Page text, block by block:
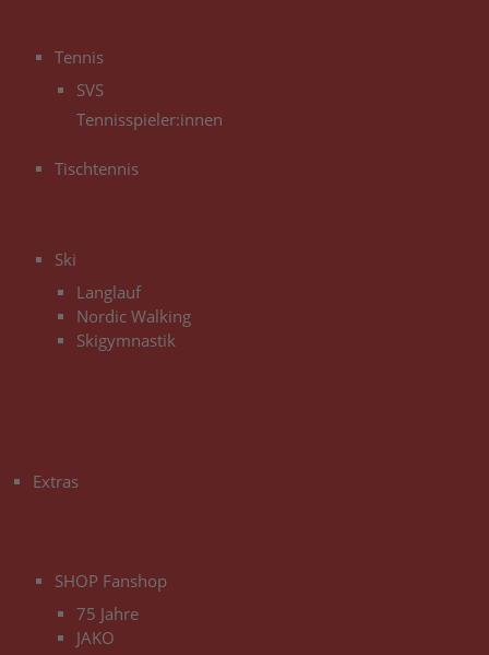
Tennis
SVS
Tennisspieler:innen
Tischtennis
Ski
Langlauf
Nordic Walking
Skigymnastik
Extras
SHOP Fanshop
75 Jahre
JAKO